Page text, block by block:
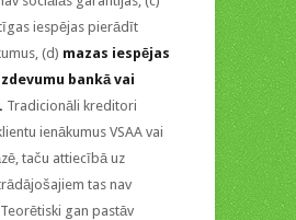
iespējas pierādīt
(d) mazas iespējas
bankā vai
Tradicionāli kreditori
ienākumus VSAA vai
taču attiecībā uz
tas nav
gan pastāv